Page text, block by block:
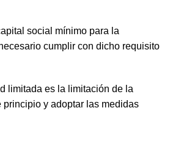
social mínimo para la
cumplir con dicho requisito
limitada es la limitación de la
y adoptar las medidas